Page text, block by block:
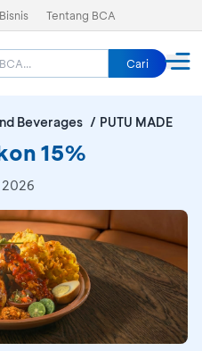
Bisnis Tentang BCA
Cari
Beverages PUTU MADE
15%
2026